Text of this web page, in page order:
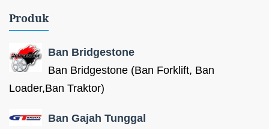
Produk
Ban Bridgestone
Ban Bridgestone (Ban Forklift, Ban
Loader,Ban Traktor)
Ban Gajah Tunggal